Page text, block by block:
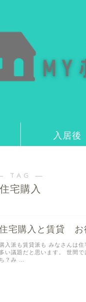
入居後
TAG ―
住宅購入
宅購入と賃貸 お
購入派も賃貸派も みなさんは
多い議題だと思います。 世間
ち？み …